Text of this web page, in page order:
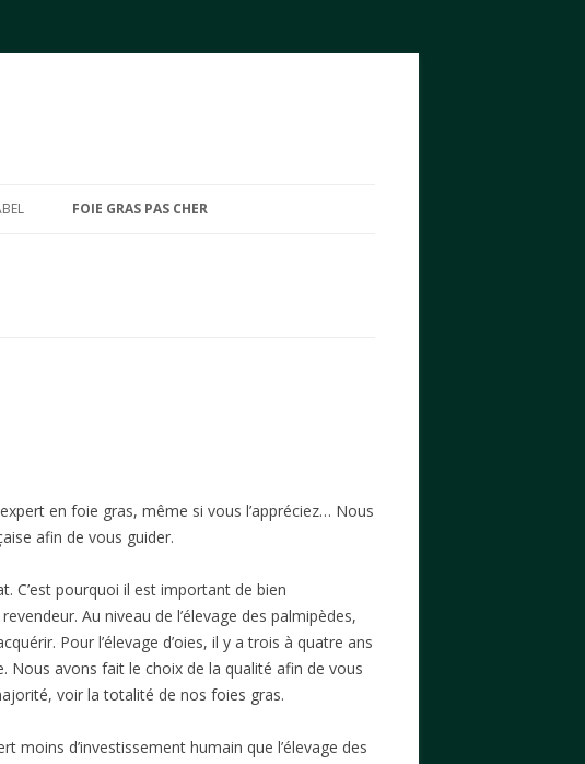
FOIE GRAS PAS CHER
en foie gras, même si vous l’appréciez… Nous
afin de vous guider.
C’est pourquoi il est important de bien
Au niveau de l’élevage des palmipèdes,
Pour l’élevage d’oies, il y a trois à quatre ans
Nous avons fait le choix de la qualité afin de vous
voir la totalité de nos foies gras.
moins d’investissement humain que l’élevage des